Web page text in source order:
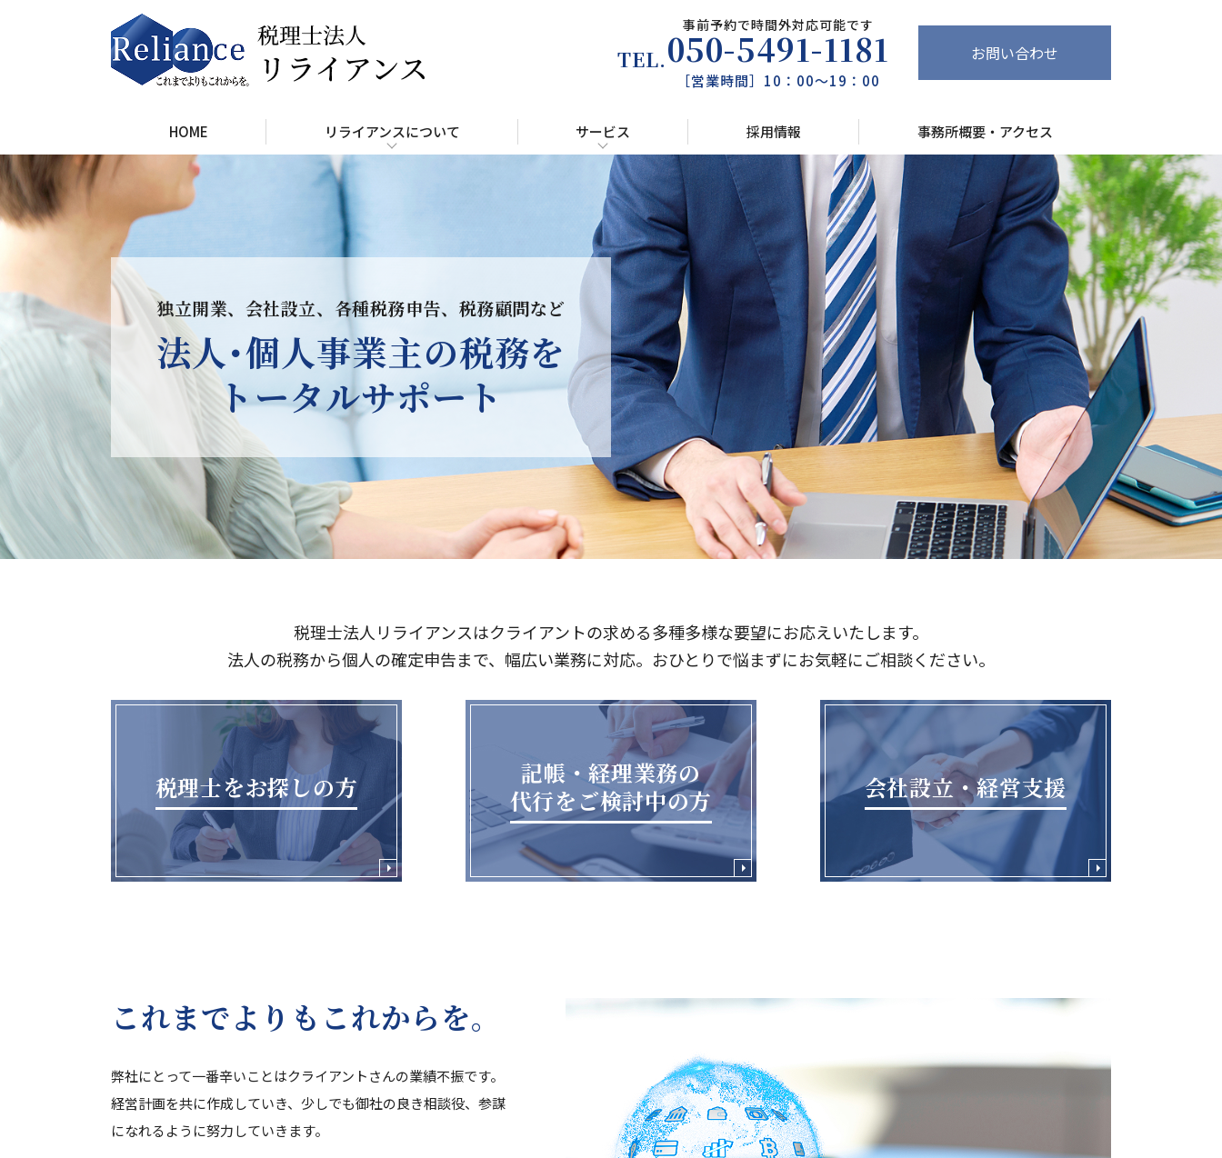
事前予約で時間外対応可能です
050-5491-1181
［営業時間］10：00～19：00
お問い合わせ
HOME リライアンスについて サービス 採用情報 事務所概要・アクセス
独立開業、会社設立、各種税務申告、税務顧問など
法人･個人事業主の税務を
トータルサポート
税理士法人リライアンスはクライアントの求める多種多様な要望にお応えいたします。
法人の税務から個人の確定申告まで、幅広い業務に対応。おひとりで悩まずにお気軽にご相談ください。
税理士をお探しの方
記帳・経理業務の
代行をご検討中の方
会社設立・経営支援
これまでよりもこれからを。
弊社にとって一番辛いことはクライアントさんの業績不振です。
経営計画を共に作成していき、少しでも御社の良き相談役、参謀
になれるように努力していきます。